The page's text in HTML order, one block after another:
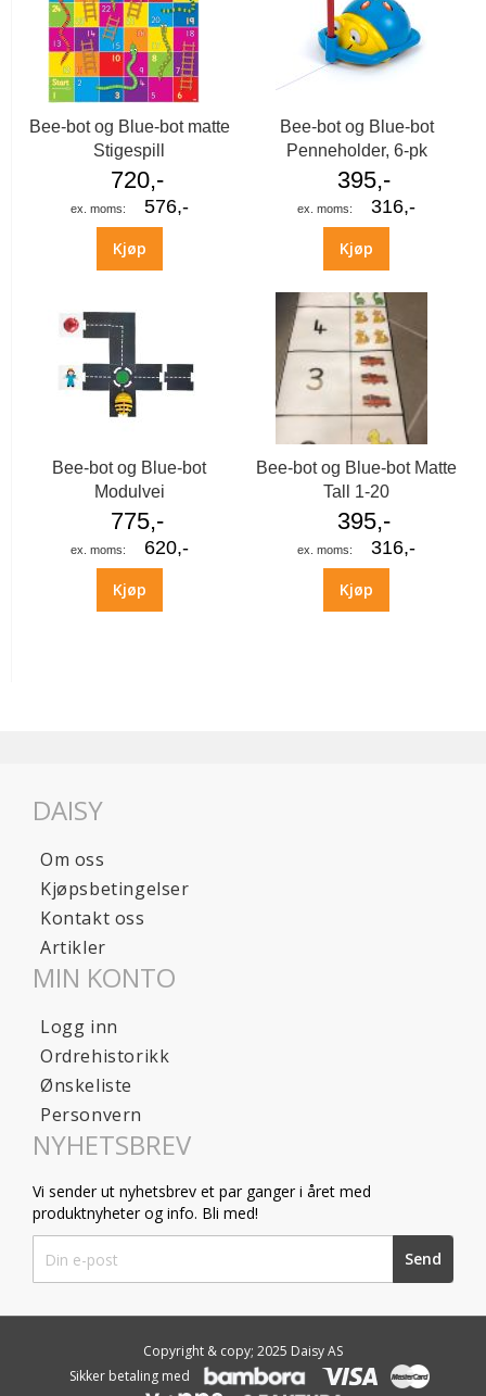
Bee-bot og Blue-bot matte
Stigespill
720,-
576,-
Kjøp
Bee-bot og Blue-bot
Penneholder, 6-pk
395,-
316,-
Kjøp
Bee-bot og Blue-bot
Modulvei
775,-
620,-
Kjøp
Bee-bot og Blue-bot Matte
Tall 1-20
395,-
316,-
Kjøp
DAISY
Om oss
Kjøpsbetingelser
Kontakt oss
Artikler
MIN KONTO
Logg inn
Ordrehistorikk
Ønskeliste
Personvern
NYHETSBREV
Vi sender ut nyhetsbrev et par ganger i året med
produktnyheter og info. Bli med!
Up
for
Send
Copyright & copy; 2025 Daisy AS
Sikker betaling med